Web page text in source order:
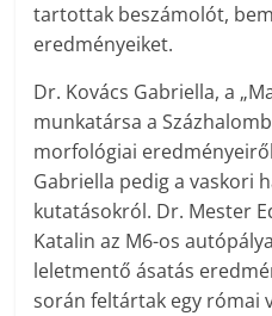
tartottak beszámolót,
eredményeiket.
Dr. Kovács Gabriella, a
munkatársa a
morfológiai
Gabriella pedig a vaskori
kutatásokról. Dr. Mester
Katalin az M6-os
leletmentő ásatás
során feltártak egy római